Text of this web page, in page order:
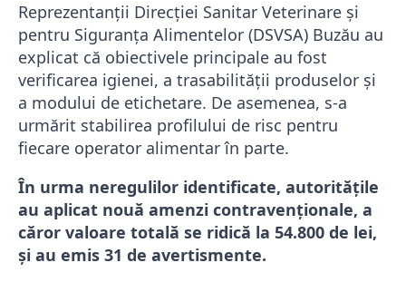
Reprezentanții Direcției Sanitar Veterinare și
pentru Siguranța Alimentelor (DSVSA) Buzău au
explicat că obiectivele principale au fost
verificarea igienei, a trasabilității produselor și
a modului de etichetare. De asemenea, s-a
urmărit stabilirea profilului de risc pentru
fiecare operator alimentar în parte.
În urma neregulilor identificate, autoritățile
au aplicat nouă amenzi contravenționale, a
căror valoare totală se ridică la 54.800 de lei,
și au emis 31 de avertismente.